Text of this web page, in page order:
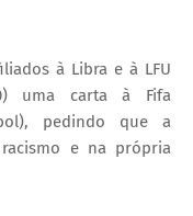
à Libra e à LFU
uma carta à Fifa
pedindo que a
e na própria